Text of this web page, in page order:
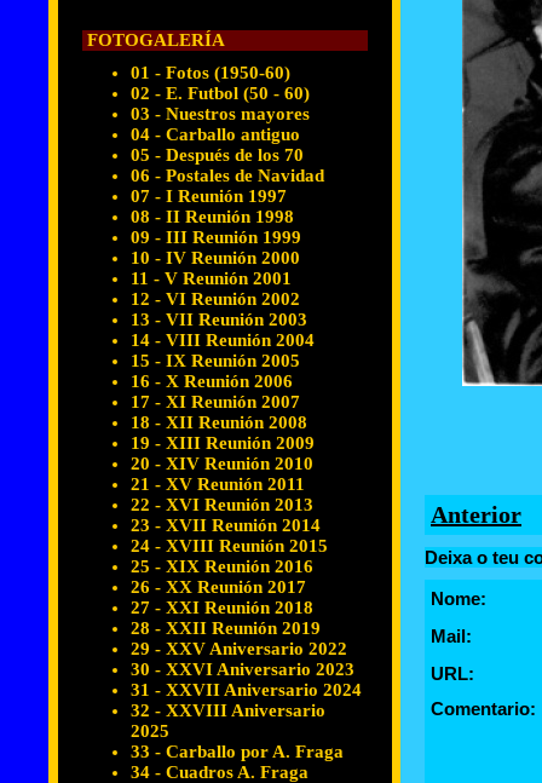
FOTOGALERÍA
01 - Fotos (1950-60)
02 - E. Futbol (50 - 60)
03 - Nuestros mayores
04 - Carballo antiguo
05 - Después de los 70
06 - Postales de Navidad
07 - I Reunión 1997
08 - II Reunión 1998
09 - III Reunión 1999
10 - IV Reunión 2000
11 - V Reunión 2001
12 - VI Reunión 2002
13 - VII Reunión 2003
14 - VIII Reunión 2004
15 - IX Reunión 2005
16 - X Reunión 2006
17 - XI Reunión 2007
18 - XII Reunión 2008
19 - XIII Reunión 2009
20 - XIV Reunión 2010
21 - XV Reunión 2011
22 - XVI Reunión 2013
23 - XVII Reunión 2014
24 - XVIII Reunión 2015
25 - XIX Reunión 2016
26 - XX Reunión 2017
27 - XXI Reunión 2018
28 - XXII Reunión 2019
29 - XXV Aniversario 2022
30 - XXVI Aniversario 2023
31 - XXVII Aniversario 2024
32 - XXVIII Aniversario
2025
33 - Carballo por A. Fraga
34 - Cuadros A. Fraga
Anterior
Deixa o teu
Nome:
Mail:
URL:
Comentario: